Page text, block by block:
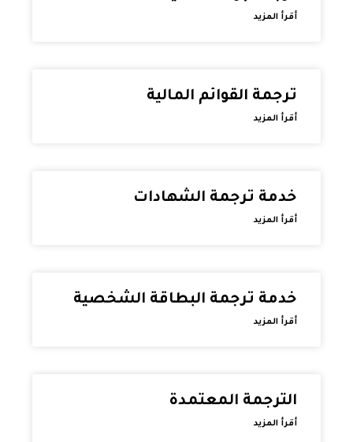
أقرأ المزيد
ترجمة القوائم المالية
أقرأ المزيد
خدمة ترجمة الشهادات
أقرأ المزيد
خدمة ترجمة البطاقة الشخصية
أقرأ المزيد
الترجمة المعتمدة
أقرأ المزيد